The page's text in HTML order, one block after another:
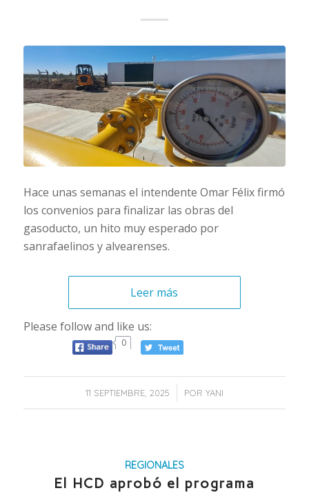
Hace unas semanas el intendente Omar Félix firmó
los convenios para finalizar las obras del
gasoducto, un hito muy esperado por
sanrafaelinos y alvearenses.
Leer más
Please follow and like us:
0
11 SEPTIEMBRE, 2025
/ POR YANI
REGIONALES
El HCD aprobó el programa